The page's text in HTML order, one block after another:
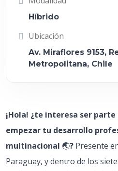
Híbrido
Ubicación
Av. Miraflores 9153,
Metropolitana, Chile
¡Hola! ¿te interesa ser parte
empezar tu desarrollo
multinacional 🌏? Presente
Paraguay, y dentro de los